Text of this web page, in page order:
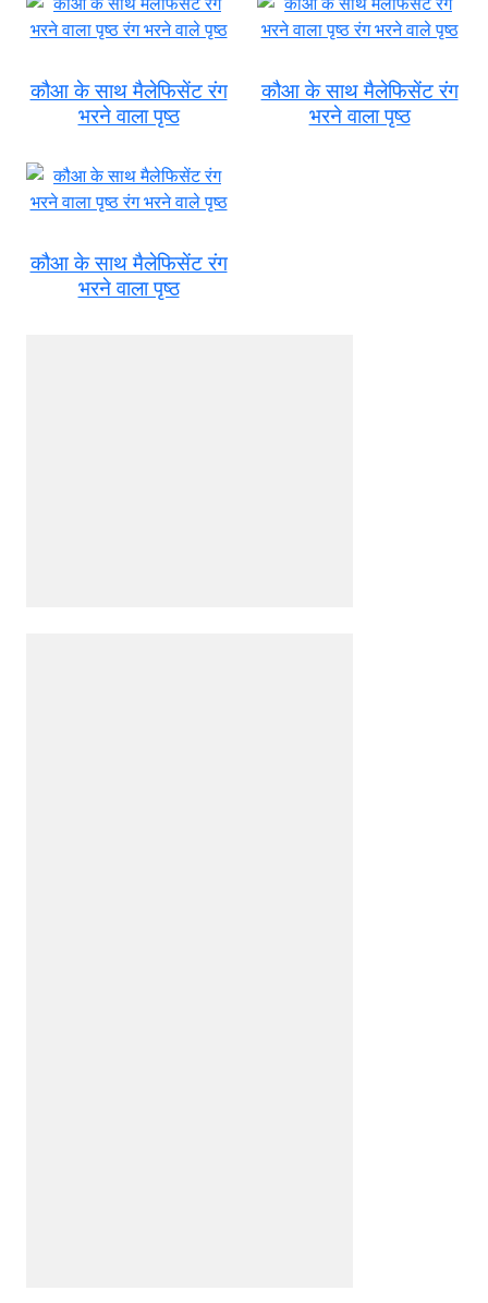
कौआ के साथ मैलेफिसेंट रंग
भरने वाला पृष्ठ
कौआ के साथ मैलेफिसेंट रंग
भरने वाला पृष्ठ
कौआ के साथ मैलेफिसेंट रंग
भरने वाला पृष्ठ